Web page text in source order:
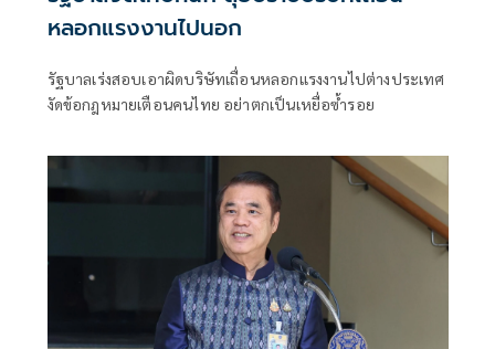
หลอกแรงงานไปนอก
รัฐบาลเร่งสอบเอาผิดบริษัทเถื่อนหลอกแรงงานไปต่างประเทศ
งัดข้อกฎหมายเตือนคนไทย อย่าตกเป็นเหยื่อซ้ำรอย